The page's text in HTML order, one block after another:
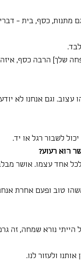
מתנות, כסף, בית -
שלך] הרבה כסף, איזה
עצוב. וגם אנחנו לא
לשבור רגל או יד.
הוא רעוע?
אחד עצמו. אושר
טוב ופעם אחרת
הייתי נורא שמחה, זה
ולעזור לנו.